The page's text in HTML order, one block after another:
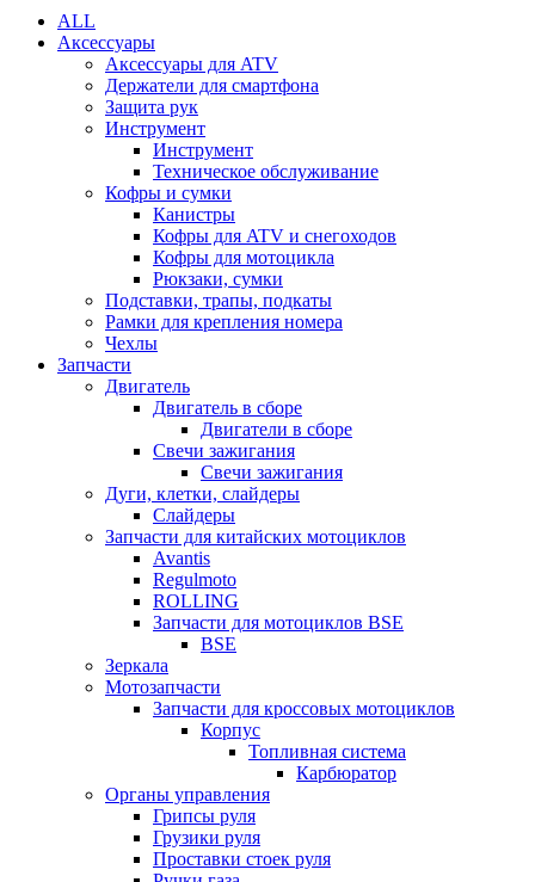
ALL
Аксессуары
Аксессуары для ATV
Держатели для смартфона
Защита рук
Инструмент
Инструмент
Техническое обслуживание
Кофры и сумки
Канистры
Кофры для ATV и снегоходов
Кофры для мотоцикла
Рюкзаки, сумки
Подставки, трапы, подкаты
Рамки для крепления номера
Чехлы
Запчасти
Двигатель
Двигатель в сборе
Двигатели в сборе
Свечи зажигания
Свечи зажигания
Дуги, клетки, слайдеры
Слайдеры
Запчасти для китайских мотоциклов
Avantis
Regulmoto
ROLLING
Запчасти для мотоциклов BSE
BSE
Зеркала
Мотозапчасти
Запчасти для кроссовых мотоциклов
Корпус
Топливная система
Карбюратор
Органы управления
Грипсы руля
Грузики руля
Проставки стоек руля